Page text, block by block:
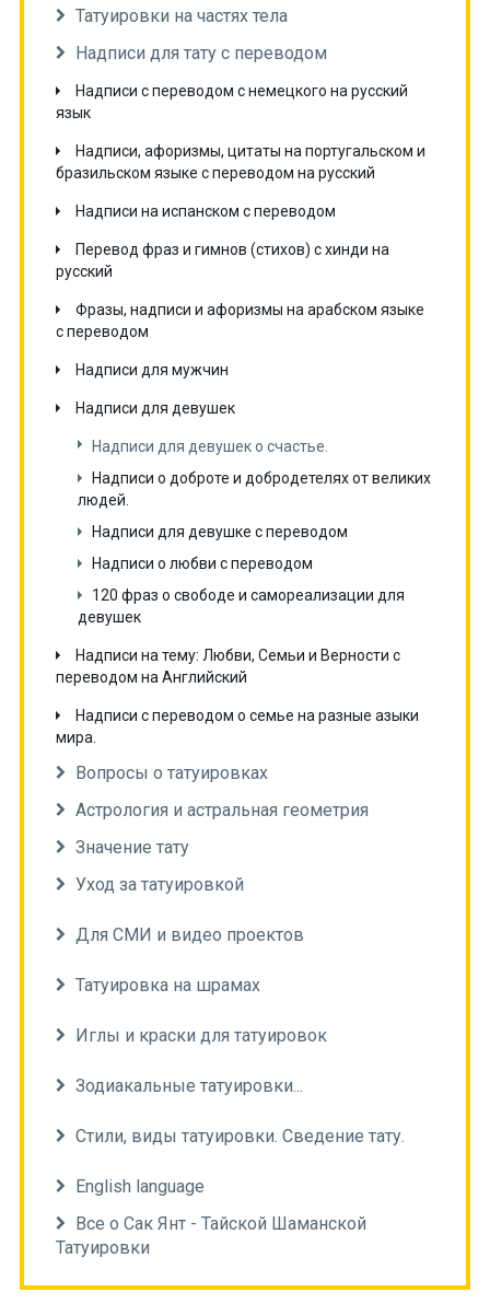
Татуировки на частях тела
Надписи для тату с переводом
Надписи с переводом с немецкого на русский
язык
Надписи, афоризмы, цитаты на португальском и
бразильском языке с переводом на русский
Надписи на испанском с переводом
Перевод фраз и гимнов (стихов) с хинди на
русский
Фразы, надписи и афоризмы на арабском языке
с переводом
Надписи для мужчин
Надписи для девушек
Надписи для девушек о счастье.
Надписи о доброте и добродетелях от великих
людей.
Надписи для девушке с переводом
Надписи о любви с переводом
120 фраз о свободе и самореализации для
девушек
Надписи на тему: Любви, Семьи и Верности с
переводом на Английский
Надписи с переводом о семье на разные азыки
мира.
Вопросы о татуировках
Астрология и астральная геометрия
Значение тату
Уход за татуировкой
Для СМИ и видео проектов
Татуировка на шрамах
Иглы и краски для татуировок
Зодиакальные татуировки...
Стили, виды татуировки. Сведение тату.
English language
Все о Сак Янт - Тайской Шаманской
Татуировки